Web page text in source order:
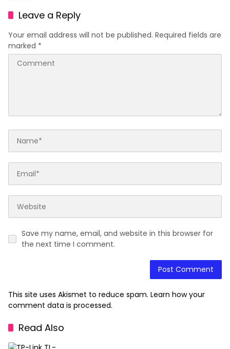
Leave a Reply
Your email address will not be published. Required fields are
marked *
Save my name, email, and website in this browser for
the next time I comment.
This site uses Akismet to reduce spam. Learn how your
comment data is processed.
Read Also